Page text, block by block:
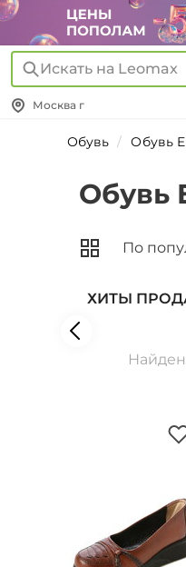
Искать на Leomax
Москва г
Обувь Обувь
Обувь
ХИТЫ